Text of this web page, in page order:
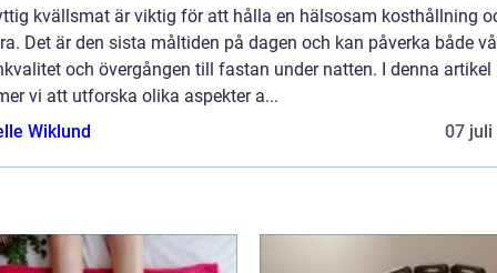
kvällsmat är viktig för att hålla en hälsosam kosthållning
Det är den sista måltiden på dagen och kan påverka både
och övergången till fastan under natten. I denna artikel
vi att utforska olika aspekter a...
Wiklund
07 juli